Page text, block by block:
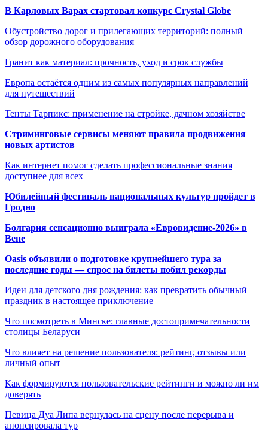
В Карловых Варах стартовал конкурс Crystal Globe
Обустройство дорог и прилегающих территорий: полный
обзор дорожного оборудования
Гранит как материал: прочность, уход и срок службы
Европа остаётся одним из самых популярных направлений
для путешествий
Тенты Тарпикс: применение на стройке, дачном хозяйстве
Стриминговые сервисы меняют правила продвижения
новых артистов
Как интернет помог сделать профессиональные знания
доступнее для всех
Юбилейный фестиваль национальных культур пройдет в
Гродно
Болгария сенсационно выиграла «Евровидение-2026» в
Вене
Oasis объявили о подготовке крупнейшего тура за
последние годы — спрос на билеты побил рекорды
Идеи для детского дня рождения: как превратить обычный
праздник в настоящее приключение
Что посмотреть в Минске: главные достопримечательности
столицы Беларуси
Что влияет на решение пользователя: рейтинг, отзывы или
личный опыт
Как формируются пользовательские рейтинги и можно ли им
доверять
Певица Дуа Липа вернулась на сцену после перерыва и
анонсировала тур